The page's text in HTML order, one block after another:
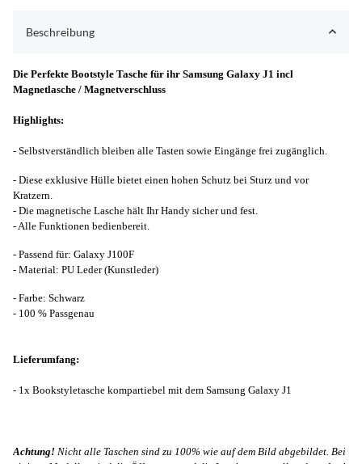
Beschreibung
Die Perfekte Bootstyle Tasche für ihr Samsung Galaxy J1 incl
Magnetlasche / Magnetverschluss
Highlights:
- Selbstverständlich bleiben alle Tasten sowie Eingänge frei zugänglich.
- Diese exklusive Hülle bietet einen hohen Schutz bei Sturz und vor
Kratzern.
- Die magnetische Lasche hält Ihr Handy sicher und fest.
- Alle Funktionen bedienbereit.
- Passend für: Galaxy J100F
- Material: PU Leder (Kunstleder)
- Farbe: Schwarz
- 100 % Passgenau
Lieferumfang:
- 1x Bookstyletasche kompartiebel mit dem Samsung Galaxy J1
Achtung! Nicht alle Taschen sind zu 100% wie auf dem Bild abgebildet. Bei